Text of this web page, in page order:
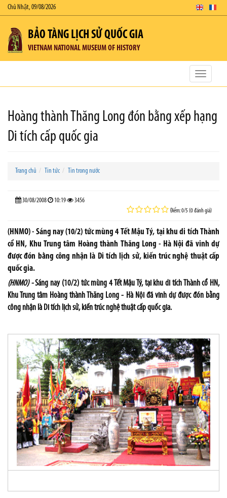
Chủ Nhật, 09/08/2026
BẢO TÀNG LỊCH SỬ QUỐC GIA
VIETNAM NATIONAL MUSEUM OF HISTORY
Toggle
Hoàng thành Thăng Long đón bằng xếp hạng
Di tích cấp quốc gia
Trang chủ Tin tức Tin trong nước
30/08/2008 10:19 3456
Điểm: 0/5 (0 đánh giá)
(HNMO) - Sáng nay (10/2) tức mùng 4 Tết Mậu Tý, tại khu di tích Thành
cổ HN, Khu Trung tâm Hoàng thành Thăng Long - Hà Nội đã vinh dự
được đón bằng công nhận là Di tích lịch sử, kiến trúc nghệ thuật cấp
quốc gia.
(HNMO) -Sáng nay (10/2) tức mùng 4 Tết Mậu Tý, tại khu di tích Thành cổ HN,
Khu Trung tâm Hoàng thành Thăng Long - Hà Nội đã vinh dự được đón bằng
công nhận là Di tích lịch sử, kiến trúc nghệ thuật cấp quốc gia.